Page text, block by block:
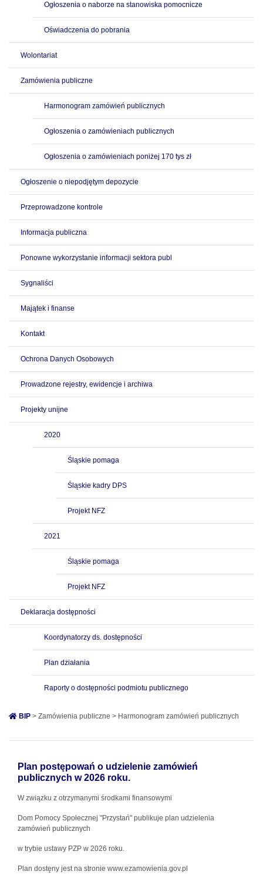
Ogłoszenia o naborze na stanowiska pomocnicze
Oświadczenia do pobrania
Wolontariat
Zamówienia publiczne
Harmonogram zamówień publicznych
Ogłoszenia o zamówieniach publicznych
Ogłoszenia o zamówieniach poniżej 170 tys zł
Ogłoszenie o niepodjętym depozycie
Przeprowadzone kontrole
Informacja publiczna
Ponowne wykorzystanie informacji sektora publ
Sygnaliści
Majątek i finanse
Kontakt
Ochrona Danych Osobowych
Prowadzone rejestry, ewidencje i archiwa
Projekty unijne
2020
Śląskie pomaga
Śląskie kadry DPS
Projekt NFZ
2021
Śląskie pomaga
Projekt NFZ
Deklaracja dostępności
Koordynatorzy ds. dostępności
Plan działania
Raporty o dostępności podmiotu publicznego
BIP > Zamówienia publiczne > Harmonogram zamówień publicznych
Plan postępowań o udzielenie zamówień
publicznych w 2026 roku.
W związku z otrzymanymi środkami finansowymi
Dom Pomocy Społecznej "Przystań" publikuje plan udzielenia
zamówień publicznych
w trybie ustawy PZP w 2026 roku.
Plan dostęny jest na stronie www.ezamowienia.gov.pl